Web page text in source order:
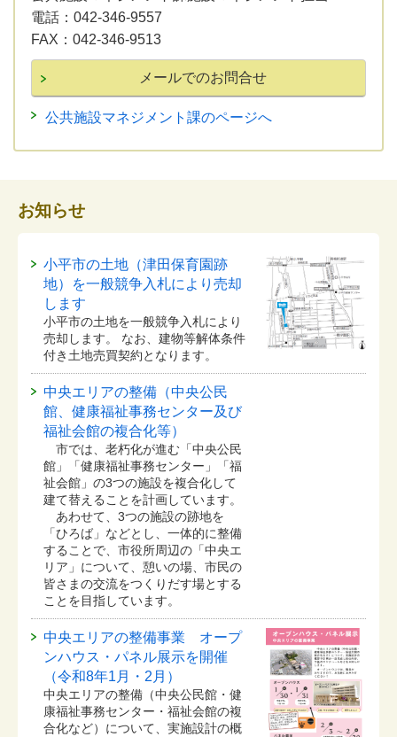
電話： 042-346-9557
FAX： 042-346-9513
公共施設マネジメント課のページへ
お知らせ
小平市の土地（津田保育園跡
地）を一般競争入札により売却
します
小平市の土地を一般競争入札により
売却します。 なお、建物等解体条件
付き土地売買契約となります。
中央エリアの整備（中央公民
館、健康福祉事務センター及び
福祉会館の複合化等）
市では、老朽化が進む「中央公民
館」「健康福祉事務センター」「福
祉会館」の3つの施設を複合化して
建て替えることを計画しています。
あわせて、3つの施設の跡地を
「ひろば」などとし、一体的に整備
することで、市役所周辺の「中央エ
リア」について、憩いの場、市民の
皆さまの交流をつくりだす場とする
ことを目指しています。
中央エリアの整備事業 オープ
ンハウス・パネル展示を開催
（令和8年1月・2月）
中央エリアの整備（中央公民館・健
康福祉事務センター・福祉会館の複
合化など）について、実施設計の概